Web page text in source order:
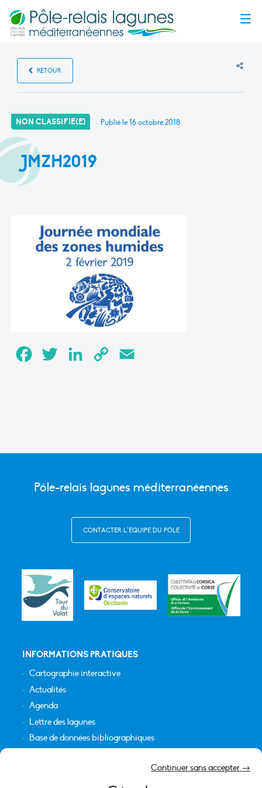
Continuer sans accepter →
RETOUR
NON CLASSIFIÉ(E) Publié le16 octobre 2018
JMZH2019
FacebookTwitter LinkedInCopy
Pôle-relais lagunes méditerranéennes
CONTACTER L’ÉQUIPE DU PÔLE
INFORMATIONS PRATIQUES
Cartographie interactive
Actualités
Agenda
Lettre des lagunes
Base de données bibliographiques